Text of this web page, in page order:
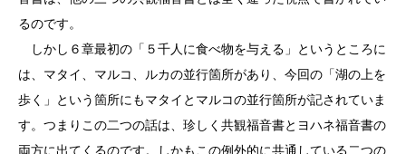
るのです。
しかし６章最初の「５千人に食べ物を与える」というところに
は、マタイ、マルコ、ルカの並行箇所があり、今回の「湖の上を
歩く」という箇所にもマタイとマルコの並行箇所が記されていま
す。つまりこの二つの話は、珍しく共観福音書とヨハネ福音書の
両方に出てくるのです。しかもこの例外的に共通している二つの